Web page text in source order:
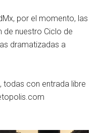
por el momento, las
de nuestro Ciclo de
dramatizadas a
todas con entrada libre